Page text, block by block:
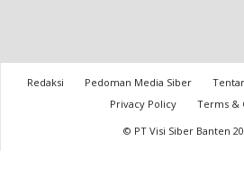
Redaksi Pedoman Media Siber
Privacy Policy
Terms &
© PT Visi Siber Banten